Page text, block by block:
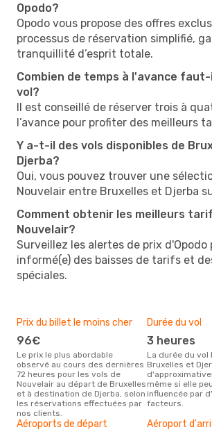
Opodo?
Opodo vous propose des offres
processus de réservation simplifié,
tranquillité d’esprit totale.
Combien de temps à l'avance
vol?
Il est conseillé de réserver trois à
l’avance pour profiter des meilleurs
Y a-t-il des vols disponibles de
Djerba?
Oui, vous pouvez trouver une
Nouvelair entre Bruxelles et Djerba
Comment obtenir les meilleurs
Nouvelair?
Surveillez les alertes de prix d'Opodo
informé(e) des baisses de tarifs et
spéciales.
Prix du billet le moins cher
96€
Le prix le plus abordable
observé au cours des dernières
72 heures pour les vols de
Nouvelair au départ de Bruxelles
et à destination de Djerba, selon
les réservations effectuées par
nos clients.
Durée du vol
3 heures
La durée du vol Nouvelair entre
Bruxelles et
même si elle
influencée par
facteurs.
Aéroports de départ Aéroport